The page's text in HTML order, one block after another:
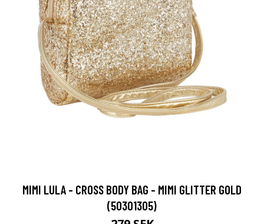
MIMI LULA - CROSS BODY BAG - MIMI GLITTER GOLD
(50301305)